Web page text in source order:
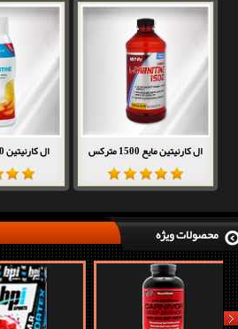
ال کارنیتین مایع 1500 مترکس ال کارنیتین 1000 جی ان سی
محصولات ویژه
next